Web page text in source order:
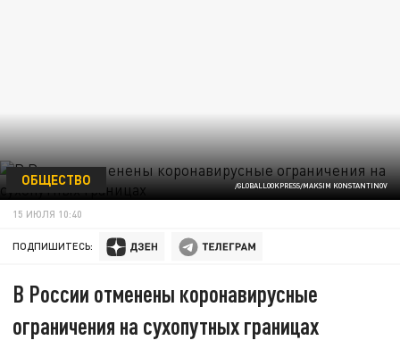
/GLOBALLOOKPRESS/MAKSIM KONSTANTINOV
ОБЩЕСТВО
15 ИЮЛЯ 10:40
ПОДПИШИТЕСЬ:
В России отменены коронавирусные
ограничения на сухопутных границах